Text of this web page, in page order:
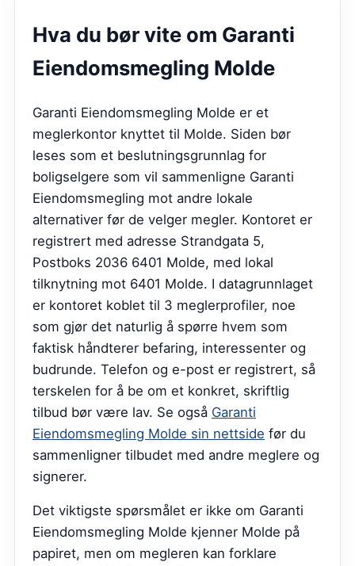
Hva du bør vite om Garanti
Eiendomsmegling Molde
Garanti Eiendomsmegling Molde er et
meglerkontor knyttet til Molde. Siden bør
leses som et beslutningsgrunnlag for
boligselgere som vil sammenligne Garanti
Eiendomsmegling mot andre lokale
alternativer før de velger megler. Kontoret er
registrert med adresse Strandgata 5,
Postboks 2036 6401 Molde, med lokal
tilknytning mot 6401 Molde. I datagrunnlaget
er kontoret koblet til 3 meglerprofiler, noe
som gjør det naturlig å spørre hvem som
faktisk håndterer befaring, interessenter og
budrunde. Telefon og e-post er registrert, så
terskelen for å be om et konkret, skriftlig
tilbud bør være lav. Se også Garanti
Eiendomsmegling Molde sin nettside før du
sammenligner tilbudet med andre meglere og
signerer.
Det viktigste spørsmålet er ikke om Garanti
Eiendomsmegling Molde kjenner Molde på
papiret, men om megleren kan forklare